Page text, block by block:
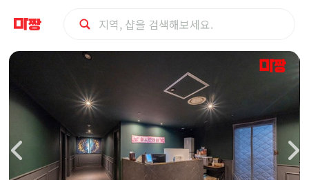
청
주
시
흥